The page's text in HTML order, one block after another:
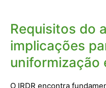
Requisitos do
implicações
uniformização
O IRDR encontra